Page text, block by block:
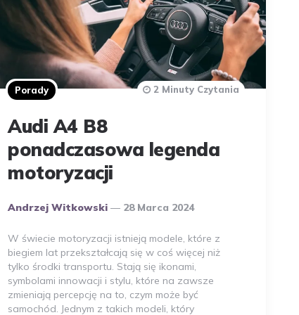
Porady
Audi A4 B8
ponadczasowa legenda
motoryzacji
Opublikowany
Andrzej Witkowski 28 Marca 2024
2 Minuty Czytania
W świecie motoryzacji istnieją modele, które z
biegiem lat przekształcają się w coś więcej niż
tylko środki transportu. Stają się ikonami,
symbolami innowacji i stylu, które na zawsze
zmieniają percepcję na to, czym może być
samochód. Jednym z takich modeli, który